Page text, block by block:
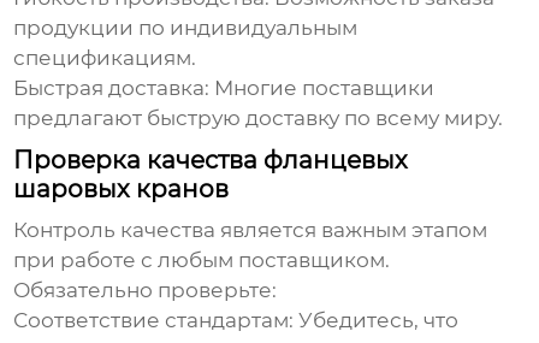
продукции по индивидуальным
спецификациям.
Быстрая доставка: Многие поставщики
предлагают быструю доставку по всему миру.
Проверка качества фланцевых
шаровых кранов
Контроль качества является важным этапом
при работе с любым поставщиком.
Обязательно проверьте:
Соответствие стандартам: Убедитесь, что